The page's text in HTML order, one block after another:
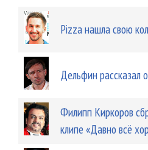
Pizza нашла свою
Дельфин рассказал
Филипп Киркоров
клипе «Давно всё